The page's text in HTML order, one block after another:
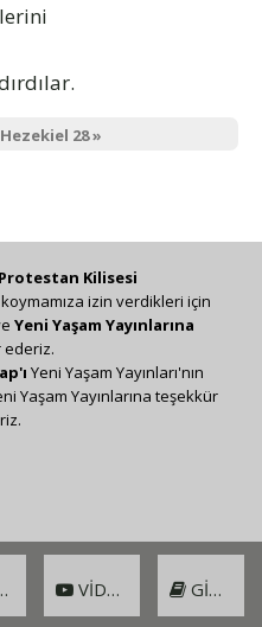
Hezekiel 28 »
VIDEO GIRIŞ
Kilisesi
izin verdikleri için
Yeni Yaşam Yayınlarına
ederiz.
Yeni Yaşam Yayınları'nın
Yaşam Yayınlarına teşekkür